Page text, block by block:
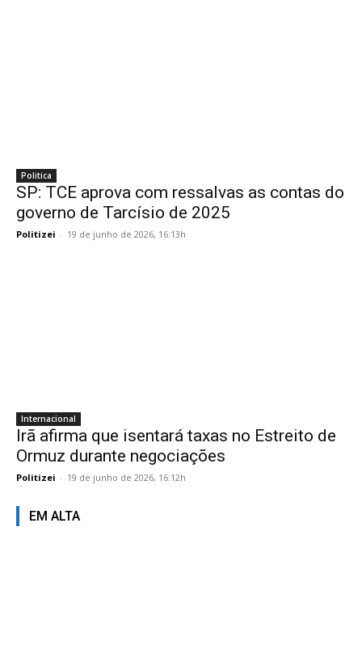
Politica
SP: TCE aprova com ressalvas as contas do
governo de Tarcísio de 2025
Politizei - 19 de junho de 2026, 16:13h
Internacional
Irã afirma que isentará taxas no Estreito de
Ormuz durante negociações
Politizei - 19 de junho de 2026, 16:12h
EM ALTA